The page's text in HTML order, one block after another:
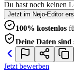
Du hast noch keinen
Jetzt im Nejo-Editor
100% kostenlos
Deine Daten sind
Jetzt bewerben